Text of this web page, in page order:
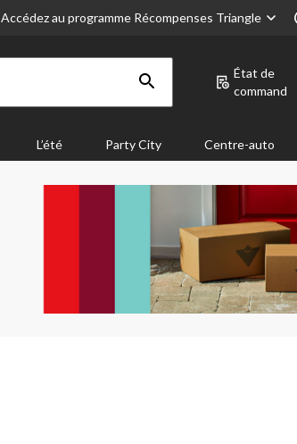
Accédez au programme Récompenses Triangle
État de
command
L’été Party City Centre-auto